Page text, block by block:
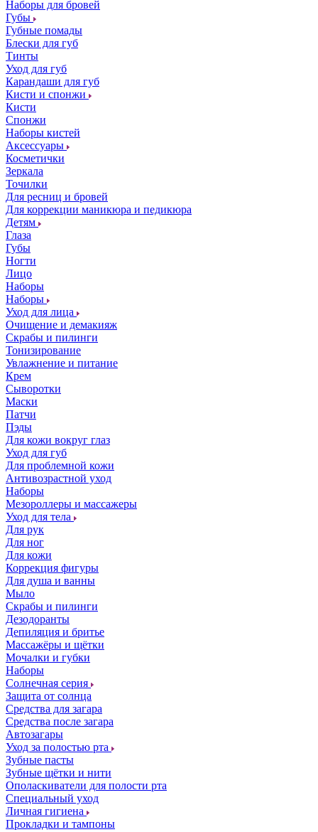
Наборы для бровей
Губы
Губные помады
Блески для губ
Тинты
Уход для губ
Карандаши для губ
Кисти и спонжи
Кисти
Спонжи
Наборы кистей
Аксессуары
Косметички
Зеркала
Точилки
Для ресниц и бровей
Для коррекции маникюра и педикюра
Детям
Глаза
Губы
Ногти
Лицо
Наборы
Наборы
Уход для лица
Очищение и демакияж
Скрабы и пилинги
Тонизирование
Увлажнение и питание
Крем
Сыворотки
Маски
Патчи
Пэды
Для кожи вокруг глаз
Уход для губ
Для проблемной кожи
Антивозрастной уход
Наборы
Мезороллеры и массажеры
Уход для тела
Для рук
Для ног
Для кожи
Коррекция фигуры
Для душа и ванны
Мыло
Скрабы и пилинги
Дезодоранты
Депиляция и бритье
Массажёры и щётки
Мочалки и губки
Наборы
Солнечная серия
Защита от солнца
Средства для загара
Средства после загара
Автозагары
Уход за полостью рта
Зубные пасты
Зубные щётки и нити
Ополаскиватели для полости рта
Специальный уход
Личная гигиена
Прокладки и тампоны